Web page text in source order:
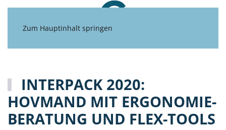
Zum Hauptinhalt springen
INTERPACK 2020:
HOVMAND MIT ERGONOMIE-
BERATUNG UND FLEX-TOOLS